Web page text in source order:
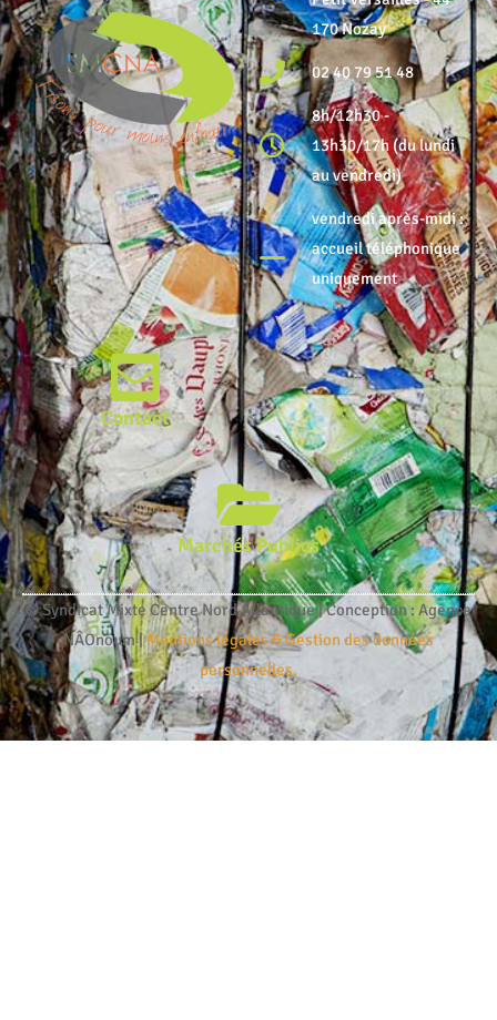
170 Nozay
02 40 79 51 48
8h/12h30 -
13h30/17h (du lundi
au vendredi)
vendredi après-midi :
accueil téléphonique
uniquement
Contact
Marchés Publics
© Syndicat Mixte Centre Nord Atlantique | Conception : Agence
NÂOnoum |Mentions légales & Gestion des données
personnelles.